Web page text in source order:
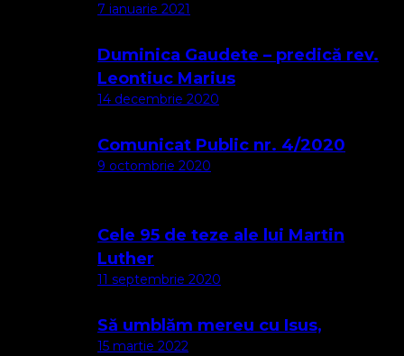
7 ianuarie 2021
Duminica Gaudete – predică rev.
Leontiuc Marius
14 decembrie 2020
Comunicat Public nr. 4/2020
9 octombrie 2020
Cele 95 de teze ale lui Martin
Luther
11 septembrie 2020
Să umblăm mereu cu Isus,
15 martie 2022